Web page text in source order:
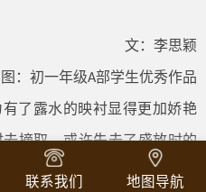
文：李思颖
图：初一年级A部学生优秀作品
了露水的映衬显得更加娇艳
摘取，或许失去了盛放时的
添几分风韵。在那似有若无
联系我们 地图导航